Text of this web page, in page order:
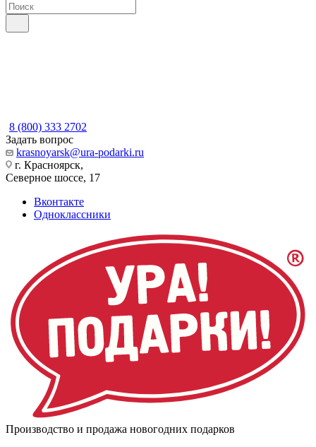
8 (800) 333 2702
Задать вопрос
krasnoyarsk@ura-podarki.ru
г. Красноярск,
Северное шоссе, 17
Вконтакте
Одноклассники
Производство и продажа новогодних подарков